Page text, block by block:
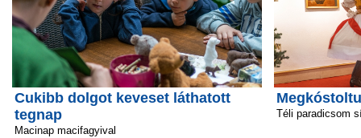
Cukibb dolgot keveset láthatott
tegnap
Macinap macifagyival
Téli paradicsom